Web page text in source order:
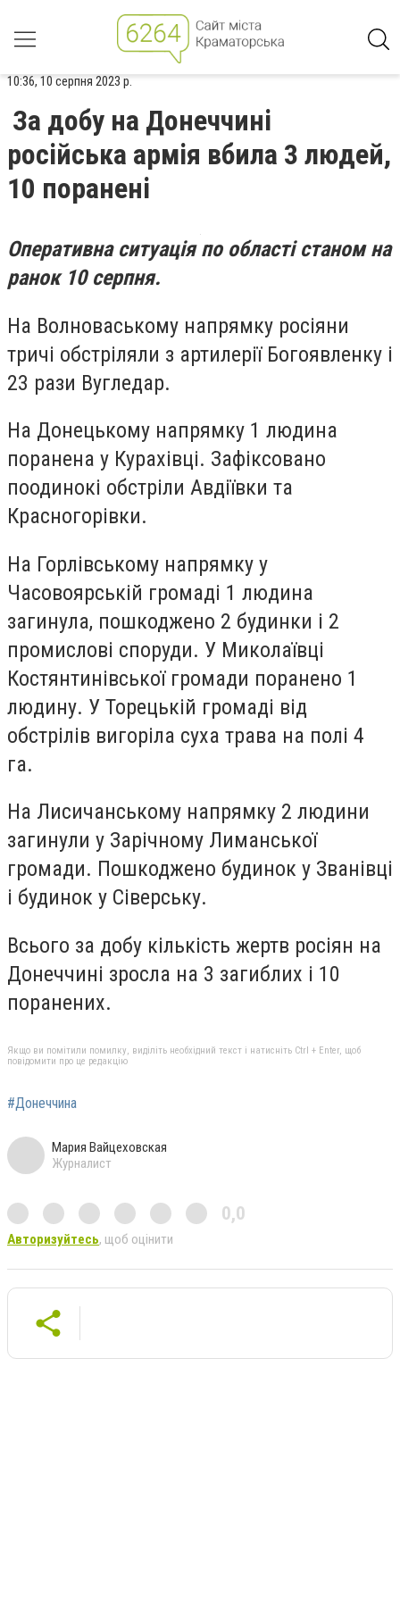
10:36, 10 серпня 2023 р.
За добу на Донеччині
російська армія вбила 3 людей,
10 поранені
Оперативна ситуація по області станом на
ранок 10 серпня.
На Волноваському напрямку росіяни
тричі обстріляли з артилерії Богоявленку і
23 рази Вугледар.
На Донецькому напрямку 1 людина
поранена у Курахівці. Зафіксовано
поодинокі обстріли Авдіївки та
Красногорівки.
На Горлівському напрямку у
Часовоярській громаді 1 людина
загинула, пошкоджено 2 будинки і 2
промислові споруди. У Миколаївці
Костянтинівської громади поранено 1
людину. У Торецькій громаді від
обстрілів вигоріла суха трава на полі 4
га.
На Лисичанському напрямку 2 людини
загинули у Зарічному Лиманської
громади. Пошкоджено будинок у Званівці
і будинок у Сіверську.
Всього за добу кількість жертв росіян на
Донеччині зросла на 3 загиблих і 10
поранених.
Якщо ви помітили помилку, виділіть необхідний текст і натисніть Ctrl + Enter, щоб
повідомити про це редакцію
#Донеччина
Мария Вайцеховская
Журналист
0,0
Авторизуйтесь, щоб оцінити